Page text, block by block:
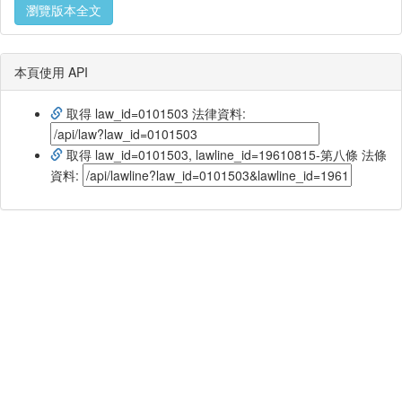
瀏覽版本全文
本頁使用 API
取得 law_id=0101503 法律資料:
取得 law_id=0101503, lawline_id=19610815-第八條 法條
資料: